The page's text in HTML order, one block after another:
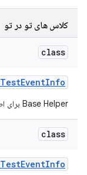
کلاس های تو در تو
class
TestEventInfo
Base Helper برای اطلاعات TestIgnored.
class
TestEventInfo